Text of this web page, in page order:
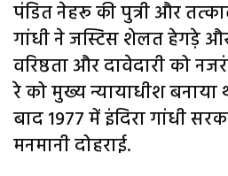
पंडित नेहरू की पुत्री और
गांधी ने जस्टिस शेलत हेगड़े और
वरिष्ठता और दावेदारी को
रे को मुख्य न्यायाधीश
बाद 1977 में इंदिरा गांधी
मनमानी दोहराई.